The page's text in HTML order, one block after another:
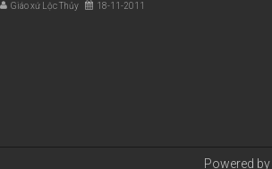
Giáo xứ Lộc Thủy 18-11-2011
Powered by